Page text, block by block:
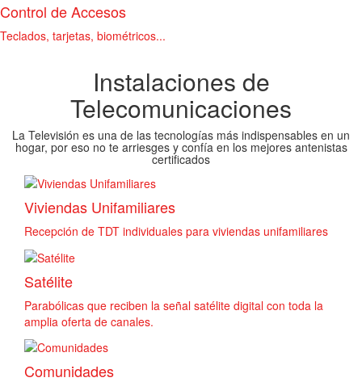
Control de Accesos
Teclados, tarjetas, biométricos...
Instalaciones de
Telecomunicaciones
La Televisión es una de las tecnologías más indispensables en un
hogar, por eso no te arriesges y confía en los mejores antenistas
certificados
Viviendas Unifamiliares
Recepción de TDT individuales para viviendas unifamiliares
Satélite
Parabólicas que reciben la señal satélite digital con toda la
amplia oferta de canales.
Comunidades